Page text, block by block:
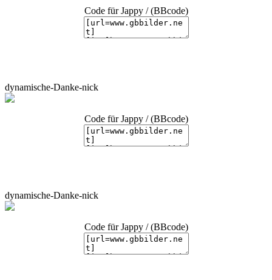
Code für Jappy / (BBcode)
dynamische-Danke-nick
Code für Jappy / (BBcode)
dynamische-Danke-nick
Code für Jappy / (BBcode)